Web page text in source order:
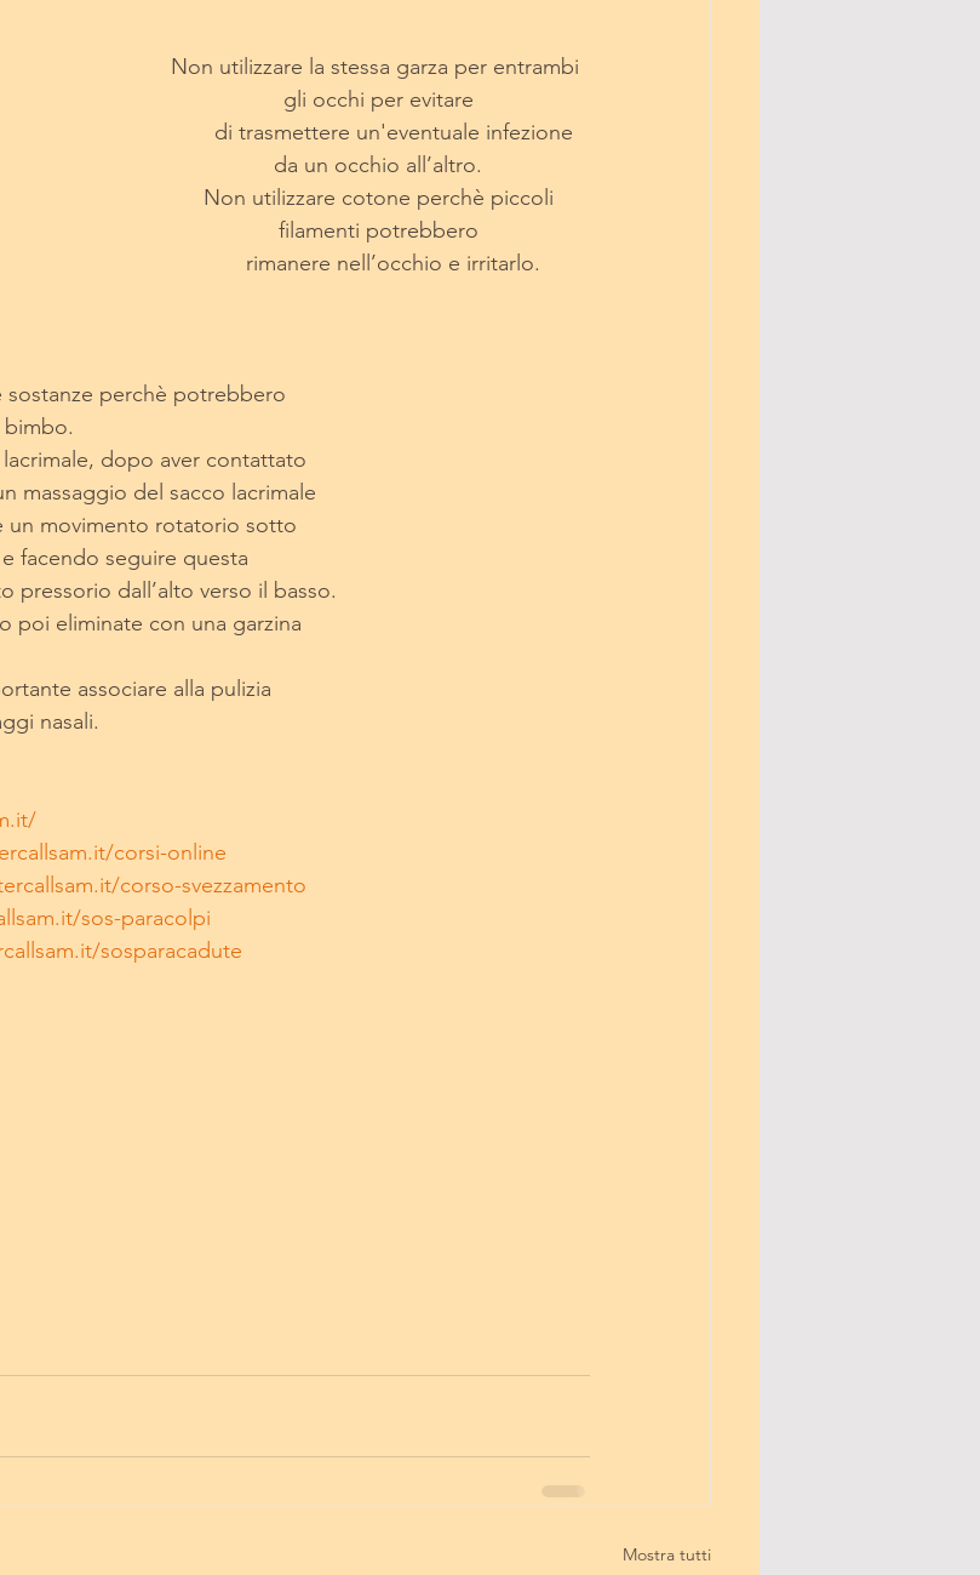
Non utilizzare la stessa garza per entrambi
gli occhi per evitare
da un occhio all’altro.
filamenti potrebbero
      rimanere nell’occhio e irritarlo.
sostanze perchè potrebbero
bimbo.
dopo aver contattato
un massaggio del sacco lacrimale
e un movimento rotatorio sotto
e facendo seguire questa
pressorio dall’alto verso il basso.
poi eliminate con una garzina
associare alla pulizia
nasali.
corsi-online
corso-svezzamento
sos-paracolpi
sosparacadute
Mostra tutti